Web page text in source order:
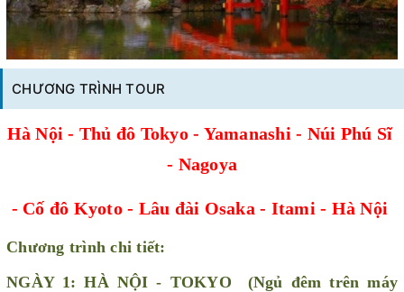
CHƯƠNG TRÌNH TOUR
Hà Nội - Thủ đô Tokyo - Yamanashi - Núi Phú Sĩ
- Nagoya
- Cố đô Kyoto - Lâu đài Osaka - Itami - Hà Nội
Chương trình chi tiết:
NGÀY 1: HÀ NỘI - TOKYO (Ngủ đêm trên máy